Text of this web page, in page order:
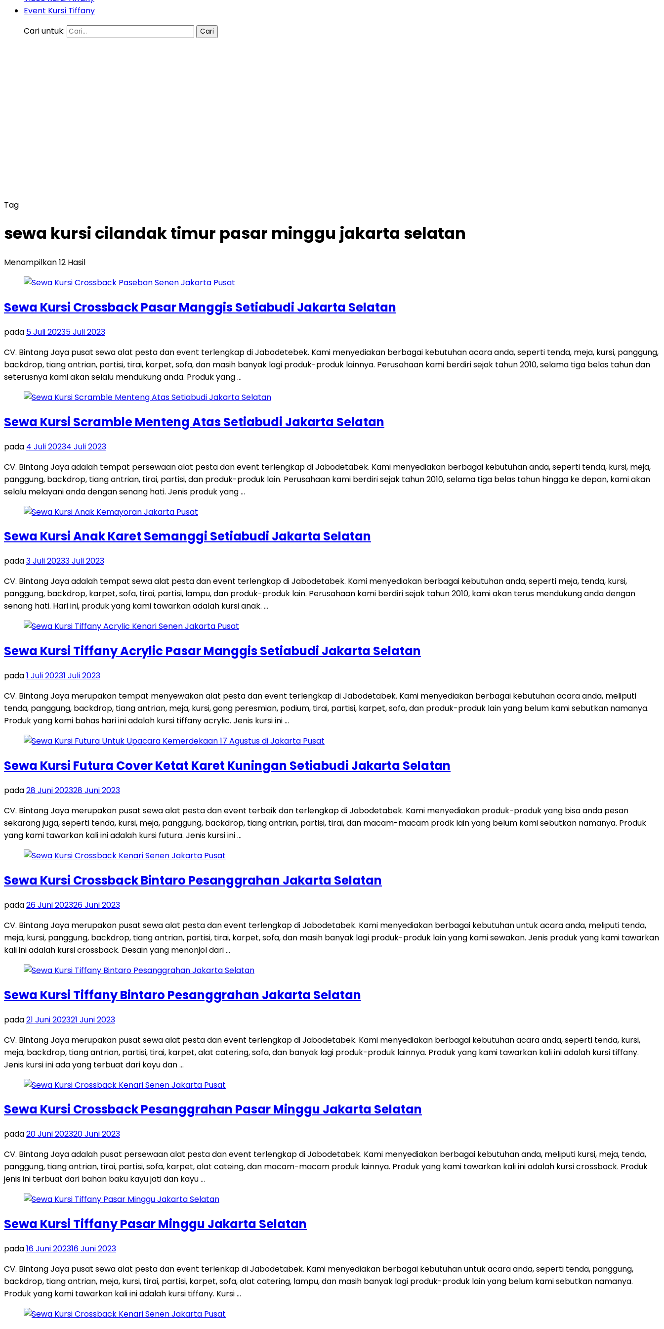
Event Kursi Tiffany
Cari untuk:
Tag
sewa kursi cilandak timur pasar minggu jakarta selatan
Menampilkan 12 Hasil
Sewa Kursi Crossback Pasar Manggis Setiabudi Jakarta Selatan
pada 5 Juli 20235 Juli 2023
CV. Bintang Jaya pusat sewa alat pesta dan event terlengkap di Jabodetebek. Kami menyediakan berbagai kebutuhan acara anda, seperti tenda, meja, kursi, panggung,
backdrop, tiang antrian, partisi, tirai, karpet, sofa, dan masih banyak lagi produk-produk lainnya. Perusahaan kami berdiri sejak tahun 2010, selama tiga belas tahun dan
seterusnya kami akan selalu mendukung anda. Produk yang …
Sewa Kursi Scramble Menteng Atas Setiabudi Jakarta Selatan
pada 4 Juli 20234 Juli 2023
CV. Bintang Jaya adalah tempat persewaan alat pesta dan event terlengkap di Jabodetabek. Kami menyediakan berbagai kebutuhan anda, seperti tenda, kursi, meja,
panggung, backdrop, tiang antrian, tirai, partisi, dan produk-produk lain. Perusahaan kami berdiri sejak tahun 2010, selama tiga belas tahun hingga ke depan, kami akan
selalu melayani anda dengan senang hati. Jenis produk yang …
Sewa Kursi Anak Karet Semanggi Setiabudi Jakarta Selatan
pada3 Juli 20233 Juli 2023
CV. Bintang Jaya adalah tempat sewa alat pesta dan event terlengkap di Jabodetabek. Kami menyediakan berbagai kebutuhan anda, seperti meja, tenda, kursi,
panggung, backdrop, karpet, sofa, tirai, partisi, lampu, dan produk-produk lain. Perusahaan kami berdiri sejak tahun 2010, kami akan terus mendukung anda dengan
senang hati. Hari ini, produk yang kami tawarkan adalah kursi anak. …
Sewa Kursi Tiffany Acrylic Pasar Manggis Setiabudi Jakarta Selatan
pada1 Juli 20231 Juli 2023
CV. Bintang Jaya merupakan tempat menyewakan alat pesta dan event terlengkap di Jabodetabek. Kami menyediakan berbagai kebutuhan acara anda, meliputi
tenda, panggung, backdrop, tiang antrian, meja, kursi, gong peresmian, podium, tirai, partisi, karpet, sofa, dan produk-produk lain yang belum kami sebutkan namanya.
Produk yang kami bahas hari ini adalah kursi tiffany acrylic. Jenis kursi ini …
Sewa Kursi Futura Cover Ketat Karet Kuningan Setiabudi Jakarta Selatan
pada28 Juni 202328 Juni 2023
CV. Bintang Jaya merupakan pusat sewa alat pesta dan event terbaik dan terlengkap di Jabodetabek. Kami menyediakan produk-produk yang bisa anda pesan
sekarang juga, seperti tenda, kursi, meja, panggung, backdrop, tiang antrian, partisi, tirai, dan macam-macam prodk lain yang belum kami sebutkan namanya. Produk
yang kami tawarkan kali ini adalah kursi futura. Jenis kursi ini …
Sewa Kursi Crossback Bintaro Pesanggrahan Jakarta Selatan
pada26 Juni 202326 Juni 2023
CV. Bintang Jaya merupakan pusat sewa alat pesta dan event terlengkap di Jabodetabek. Kami menyediakan berbagai kebutuhan untuk acara anda, meliputi tenda,
meja, kursi, panggung, backdrop, tiang antrian, partisi, tirai, karpet, sofa, dan masih banyak lagi produk-produk lain yang kami sewakan. Jenis produk yang kami tawarkan
kali ini adalah kursi crossback. Desain yang menonjol dari …
Sewa Kursi Tiffany Bintaro Pesanggrahan Jakarta Selatan
pada21 Juni 202321 Juni 2023
CV. Bintang Jaya merupakan pusat sewa alat pesta dan event terlengkap di Jabodetabek. Kami menyediakan berbagai kebutuhan acara anda, seperti tenda, kursi,
meja, backdrop, tiang antrian, partisi, tirai, karpet, alat catering, sofa, dan banyak lagi produk-produk lainnya. Produk yang kami tawarkan kali ini adalah kursi tiffany.
Jenis kursi ini ada yang terbuat dari kayu dan …
Sewa Kursi Crossback Pesanggrahan Pasar Minggu Jakarta Selatan
pada20 Juni 202320 Juni 2023
CV. Bintang Jaya adalah pusat persewaan alat pesta dan event terlengkap di Jabodetabek. Kami menyediakan berbagai kebutuhan anda, meliputi kursi, meja, tenda,
panggung, tiang antrian, tirai, partisi, sofa, karpet, alat cateing, dan macam-macam produk lainnya. Produk yang kami tawarkan kali ini adalah kursi crossback. Produk
jenis ini terbuat dari bahan baku kayu jati dan kayu …
Sewa Kursi Tiffany Pasar Minggu Jakarta Selatan
pada16 Juni 202316 Juni 2023
CV. Bintang Jaya pusat sewa alat pesta dan event terlenkap di Jabodetabek. Kami menyediakan berbagai kebutuhan untuk acara anda, seperti tenda, panggung,
backdrop, tiang antrian, meja, kursi, tirai, partisi, karpet, sofa, alat catering, lampu, dan masih banyak lagi produk-produk lain yang belum kami sebutkan namanya.
Produk yang kami tawarkan kali ini adalah kursi tiffany. Kursi …